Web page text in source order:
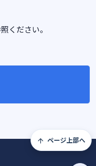
ください。
ページ上部へ